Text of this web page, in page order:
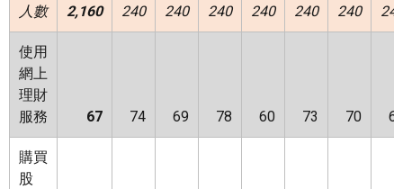
人數
2,160 240 240 240 240 240 240
使用
網上
理財
服務
67 74 69 78 60 73 70
購買
股